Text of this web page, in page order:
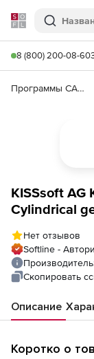
Softline
Поиск
8 (800) 200-08-60
Программы САПР и ГИС
KISSsoft AG
Cylindrical
Four gears,
Нет отзывов
Softline -
Скопировать
Описание
Коротко о